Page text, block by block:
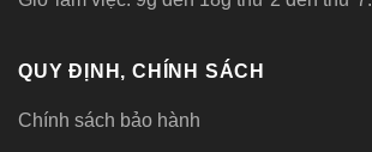
QUY ĐỊNH, CHÍNH SÁCH
Chính sách bảo hành